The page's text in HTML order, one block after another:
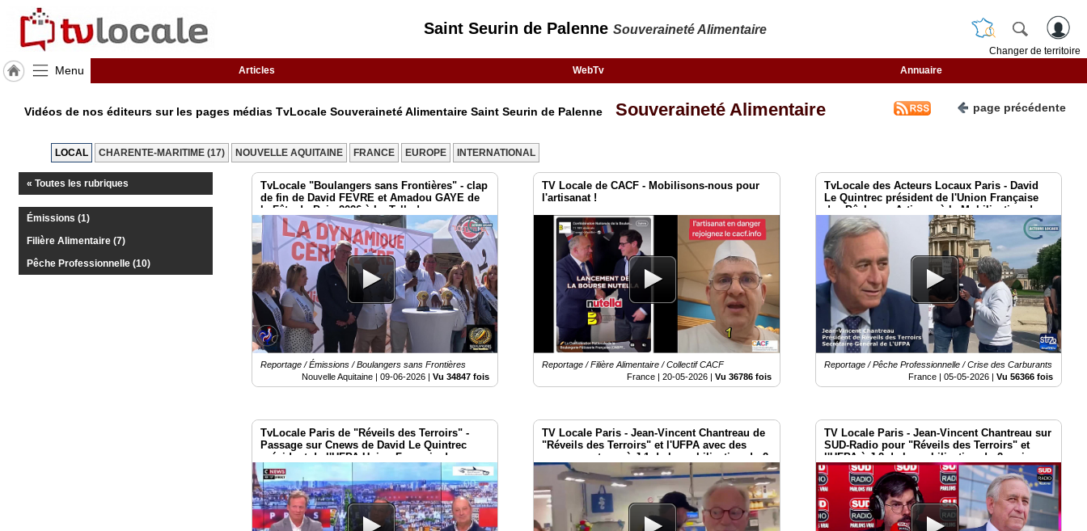
Saint Seurin de Palenne Souveraineté Alimentaire
Changer de territoire
Menu Articles WebTv Annuaire
Seurin
Palenne
TvLocale
Vidéos de nos éditeurs sur les pages médias TvLocale Souveraineté Alimentaire Saint Seurin de Palenne Souveraineté Alimentaire page précédente
LOCAL CHARENTE-MARITIME (17) NOUVELLE AQUITAINE FRANCE EUROPE INTERNATIONAL
« Toutes les rubriques
Émissions (1)
Filière Alimentaire (7)
Pêche Professionnelle (10)
TvLocale "Boulangers sans Frontières" - clap
de fin de David FEVRE et Amadou GAYE de
la Fête du Pain 2026 à Le Tallud
Reportage / Émissions / Boulangers sans Frontières
Nouvelle Aquitaine |09-06-2026 |Vu 34847 fois
TV Locale de CACF - Mobilisons-nous pour
l'artisanat !
Reportage / Filière Alimentaire / Collectif CACF
France | 20-05-2026| Vu 36786 fois
TvLocale des Acteurs Locaux Paris - David
Le Quintrec président de l'Union Française
des Pêcheurs Artisans à la Mobilisation de
Paris le 2 mai 2026
Reportage / Pêche Professionnelle / Crise des Carburants
France |05-05-2026 |Vu 56366 fois
TvLocale Paris de "Réveils des Terroirs" -
Passage sur Cnews de David Le Quintrec
président de l'UFPA Union Français des
Pêcheurs Artisans
TV Locale Paris - Jean-Vincent Chantreau de
"Réveils des Terroirs" et l'UFPA avec des
consommateurs à J-1 de la mobilisation du 2
mai Place Vauban - Paris
TV Locale Paris - Jean-Vincent Chantreau sur
SUD-Radio pour "Réveils des Terroirs" et
l'UFPA à J-2 de la mobilisation du 2 mai
Place Vauban - Paris